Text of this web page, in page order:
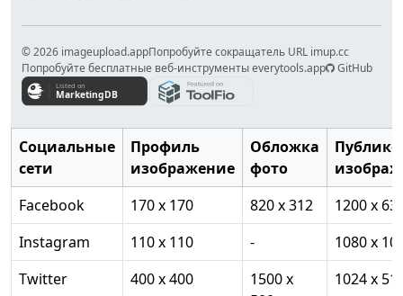
© 2026 imageupload.appПопробуйте сокращатель URL imup.cc
Попробуйте бесплатные веб-инструменты everytools.app
GitHub
Социальные
сети
Профиль
изображение
Обложка
фото
Facebook
170 x 170 820 x 312
1200 x
Instagram
110 x 110 -
1080 x
Twitter
400 x 400
1500 x
1024 x